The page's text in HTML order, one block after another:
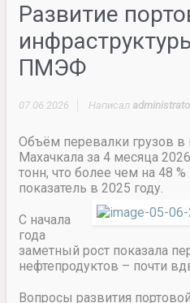
Развитие
ПМЭФ
07.06.2026 Написал
Объём перевалки грузов в
Махачкала за 4 месяца
тонн, что более чем на 48
показатель в 2025 году.
С начала
года
заметный рост показала
нефтепродуктов – почти
Вопросы развития